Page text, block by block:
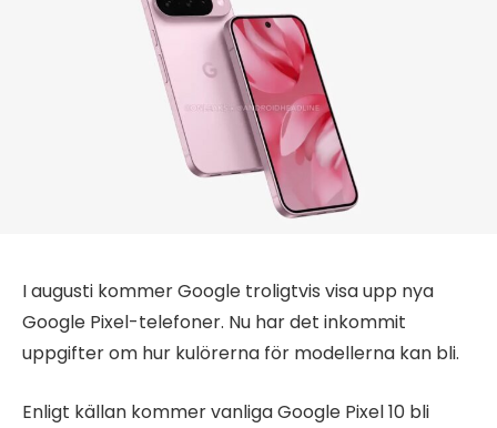
I augusti kommer Google troligtvis visa upp nya
Google Pixel-telefoner. Nu har det inkommit
uppgifter om hur kulörerna för modellerna kan bli.
Enligt källan kommer vanliga Google Pixel 10 bli